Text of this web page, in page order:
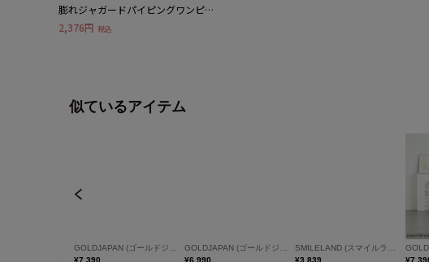
膨れジャガードパイピングワンピー
ス ラビアンジェ
2,376円 税込